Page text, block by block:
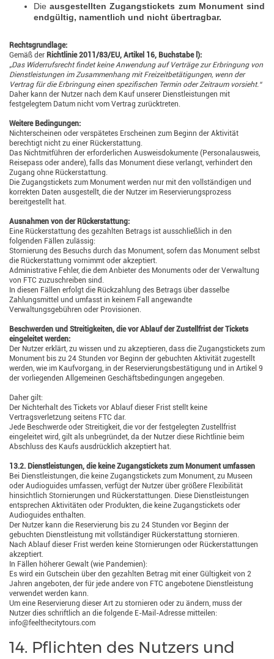
Die ausgestellten Zugangstickets zum Monument sind
endgültig, namentlich und nicht übertragbar.
Rechtsgrundlage:
Gemäß der Richtlinie 2011/83/EU, Artikel 16, Buchstabe l):
„Das Widerrufsrecht findet keine Anwendung auf Verträge zur Erbringung von
Dienstleistungen im Zusammenhang mit Freizeitbetätigungen, wenn der
Vertrag für die Erbringung einen spezifischen Termin oder Zeitraum vorsieht.“
Daher kann der Nutzer nach dem Kauf unserer Dienstleistungen mit
festgelegtem Datum nicht vom Vertrag zurücktreten.
Weitere Bedingungen:
Nichterscheinen oder verspätetes Erscheinen zum Beginn der Aktivität
berechtigt nicht zu einer Rückerstattung.
Das Nichtmitführen der erforderlichen Ausweisdokumente (Personalausweis,
Reisepass oder andere), falls das Monument diese verlangt, verhindert den
Zugang ohne Rückerstattung.
Die Zugangstickets zum Monument werden nur mit den vollständigen und
korrekten Daten ausgestellt, die der Nutzer im Reservierungsprozess
bereitgestellt hat.
Ausnahmen von der Rückerstattung:
Eine Rückerstattung des gezahlten Betrags ist ausschließlich in den
folgenden Fällen zulässig:
Stornierung des Besuchs durch das Monument, sofern das Monument selbst
die Rückerstattung vornimmt oder akzeptiert.
Administrative Fehler, die dem Anbieter des Monuments oder der Verwaltung
von FTC zuzuschreiben sind.
In diesen Fällen erfolgt die Rückzahlung des Betrags über dasselbe
Zahlungsmittel und umfasst in keinem Fall angewandte
Verwaltungsgebühren oder Provisionen.
Beschwerden und Streitigkeiten, die vor Ablauf der Zustellfrist der Tickets
eingeleitet werden:
Der Nutzer erklärt, zu wissen und zu akzeptieren, dass die Zugangstickets zum
Monument bis zu 24 Stunden vor Beginn der gebuchten Aktivität zugestellt
werden, wie im Kaufvorgang, in der Reservierungsbestätigung und in Artikel 9
der vorliegenden Allgemeinen Geschäftsbedingungen angegeben.
Daher gilt:
Der Nichterhalt des Tickets vor Ablauf dieser Frist stellt keine
Vertragsverletzung seitens FTC dar.
Jede Beschwerde oder Streitigkeit, die vor der festgelegten Zustellfrist
eingeleitet wird, gilt als unbegründet, da der Nutzer diese Richtlinie beim
Abschluss des Kaufs ausdrücklich akzeptiert hat.
13.2. Dienstleistungen, die keine Zugangstickets zum Monument umfassen
Bei Dienstleistungen, die keine Zugangstickets zum Monument, zu Museen
oder Audioguides umfassen, verfügt der Nutzer über größere Flexibilität
hinsichtlich Stornierungen und Rückerstattungen. Diese Dienstleistungen
entsprechen Aktivitäten oder Produkten, die keine Zugangstickets oder
Audioguides enthalten.
Der Nutzer kann die Reservierung bis zu 24 Stunden vor Beginn der
gebuchten Dienstleistung mit vollständiger Rückerstattung stornieren.
Nach Ablauf dieser Frist werden keine Stornierungen oder Rückerstattungen
akzeptiert.
In Fällen höherer Gewalt (wie Pandemien):
Es wird ein Gutschein über den gezahlten Betrag mit einer Gültigkeit von 2
Jahren angeboten, der für jede andere von FTC angebotene Dienstleistung
verwendet werden kann.
Um eine Reservierung dieser Art zu stornieren oder zu ändern, muss der
Nutzer dies schriftlich an die folgende E-Mail-Adresse mitteilen:
info@feelthecitytours.com
14. Pflichten des Nutzers und